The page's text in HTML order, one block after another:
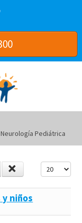
Pediátrica
Cantidad a
niños